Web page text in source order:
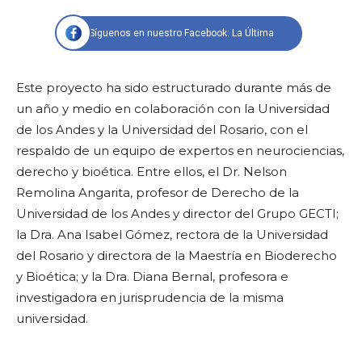
Síguenos en nuestro Facebook: La Última
Este proyecto ha sido estructurado durante más de
un año y medio en colaboración con la Universidad
de los Andes y la Universidad del Rosario, con el
respaldo de un equipo de expertos en neurociencias,
derecho y bioética. Entre ellos, el Dr. Nelson
Remolina Angarita, profesor de Derecho de la
Universidad de los Andes y director del Grupo GECTI;
la Dra. Ana Isabel Gómez, rectora de la Universidad
del Rosario y directora de la Maestría en Bioderecho
y Bioética; y la Dra. Diana Bernal, profesora e
investigadora en jurisprudencia de la misma
universidad.